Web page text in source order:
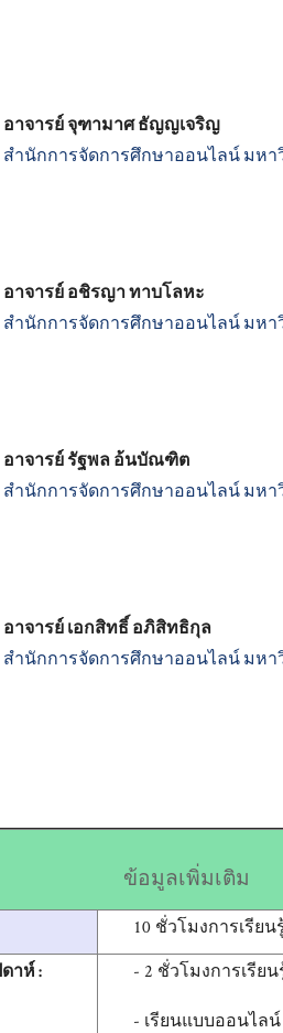
อาจารย์ จุฑามาศ ธัญญเจริญ
สำนักการจัดการศึกษาออนไลน์มหา
อาจารย์ อชิรญา ทาบโลหะ
สำนักการจัดการศึกษาออนไลน์มหา
อาจารย์ รัฐพล อ้นบัณฑิต
สำนักการจัดการศึกษาออนไลน์มหา
อาจารย์ เอกสิทธิ์ อภิสิทธิกุล
สำนักการจัดการศึกษาออนไลน์มหา
ข้อมูลเพิ่มเติม
10 ชั่วโมงการเรียน
าห์ : - 2 ชั่วโมงการเรียน
- เรียนแบบออนไลน์